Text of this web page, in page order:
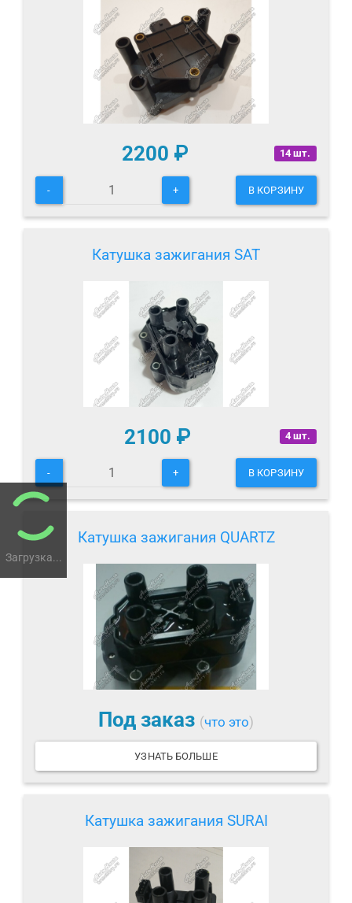
Загрузка...
14 шт.
2200 ₽
- + В КОРЗИНУ
Катушка зажигания SAT
4 шт.
2100 ₽
- + В КОРЗИНУ
Катушка зажигания QUARTZ
Под заказ (что это)
УЗНАТЬ БОЛЬШЕ
Катушка зажигания SURAI